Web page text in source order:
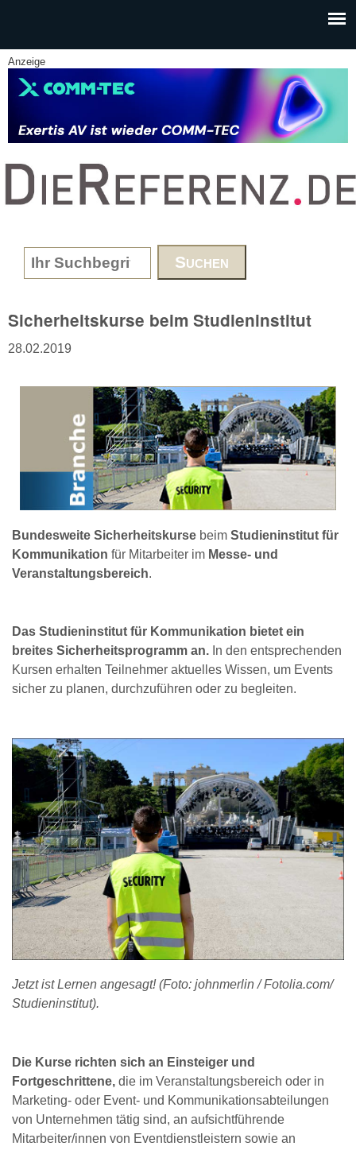
Anzeige
www.DieReferenz.de
Search form
Sicherheitskurse beim Studieninstitut
28.02.2019
Bundesweite Sicherheitskurse beim Studieninstitut für
Kommunikation für Mitarbeiter im Messe- und
Veranstaltungsbereich.
Das Studieninstitut für Kommunikation bietet ein
breites Sicherheitsprogramm an. In den entsprechenden
Kursen erhalten Teilnehmer aktuelles Wissen, um Events
sicher zu planen, durchzuführen oder zu begleiten.
Jetzt ist Lernen angesagt! (Foto: johnmerlin / Fotolia.com/
Studieninstitut).
Die Kurse richten sich an Einsteiger und
Fortgeschrittene, die im Veranstaltungsbereich oder in
Marketing- oder Event- und Kommunikationsabteilungen
von Unternehmen tätig sind, an aufsichtführende
Mitarbeiter/innen von Eventdienstleistern sowie an